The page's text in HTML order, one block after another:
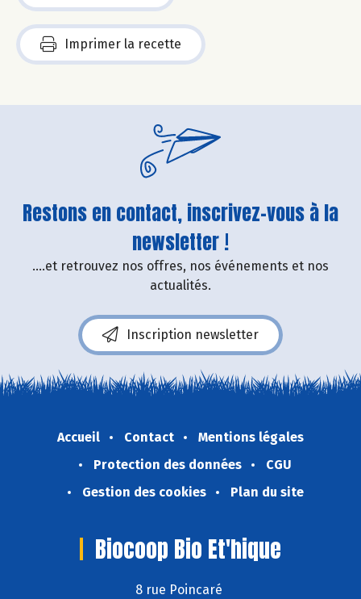
Imprimer la recette
Restons en contact, inscrivez-vous à la
newsletter !
....et retrouvez nos offres, nos événements et nos
actualités.
Inscription newsletter
Accueil Contact
Mentions légales
Protection des données
CGU
Gestion des cookies
Plan du site
Biocoop Bio Et'hique
8 rue Poincaré